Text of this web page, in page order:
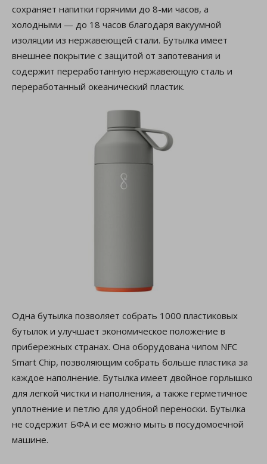
сохраняет напитки горячими до 8-ми часов, а
холодными — до 18 часов благодаря вакуумной
изоляции из нержавеющей стали. Бутылка имеет
внешнее покрытие с защитой от запотевания и
содержит переработанную нержавеющую сталь и
переработанный океанический пластик.
Одна бутылка позволяет собрать 1000 пластиковых
бутылок и улучшает экономическое положение в
прибережных странах. Она оборудована чипом NFC
Smart Chip, позволяющим собрать больше пластика за
каждое наполнение. Бутылка имеет двойное горлышко
для легкой чистки и наполнения, а также герметичное
уплотнение и петлю для удобной переноски. Бутылка
не содержит БФА и ее можно мыть в посудомоечной
машине.